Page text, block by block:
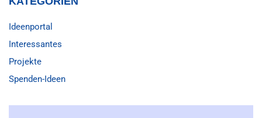
Ideenportal
Interessantes
Projekte
Spenden-Ideen